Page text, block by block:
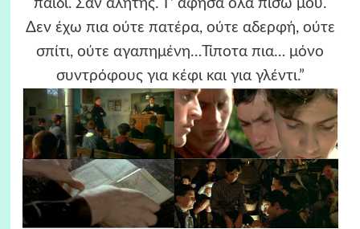
παιδί. Σαν αλήτης. Τ’ άφησα όλα πίσω μου.
Δεν έχω πια ούτε πατέρα, ούτε αδερφή, ούτε
σπίτι, ούτε αγαπημένη…Τίποτα πια… μόνο
συντρόφους για κέφι και για γλέντι.”